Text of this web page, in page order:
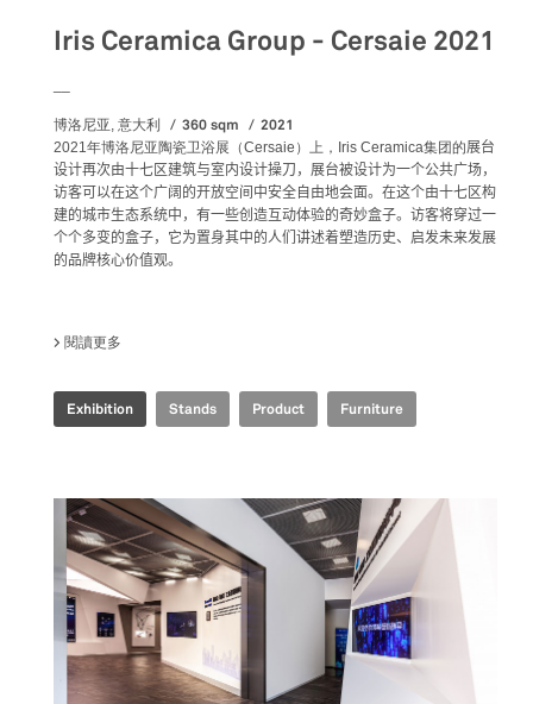
Iris Ceramica Group - Cersaie 2021
博洛尼亚, 意大利 360 sqm 2021
2021年博洛尼亚陶瓷卫浴展（Cersaie）上， Iris Ceramica集团的展台
设计再次由十七区建筑与室内设计操刀，展台被设计为一个公共广场，
访客可以在这个广阔的开放空间中安全自由地会面。在这个由十七区构
建的城市生态系统中，有一些创造互动体验的奇妙盒子。访客将穿过一
个个多变的盒子，它为置身其中的人们讲述着塑造历史、启发未来发展
的品牌核心价值观。
閱讀更多
Exhibition Stands Product Furniture